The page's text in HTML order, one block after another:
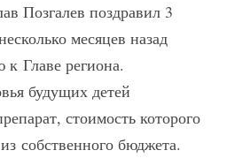
Позгалев поздравил 3
месяцев назад
Главе региона.
будущих детей
стоимость которого
собственного бюджета.